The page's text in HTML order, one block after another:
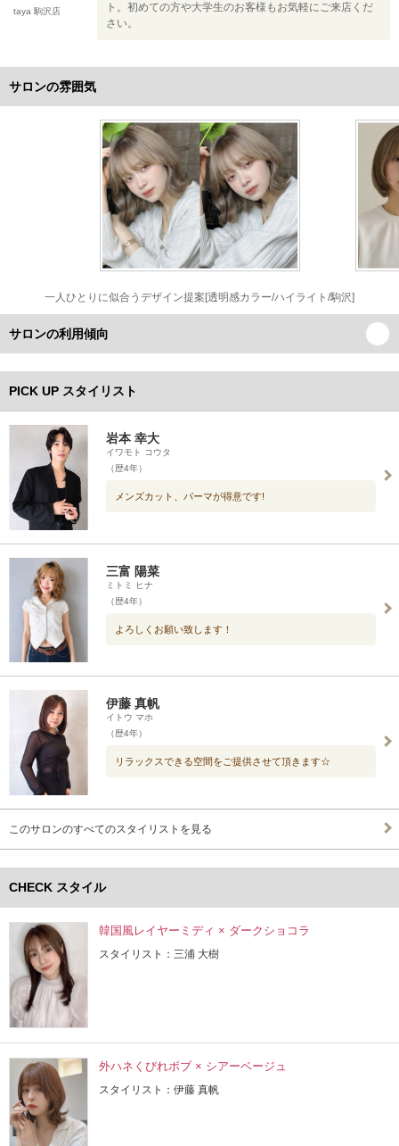
taya 駒沢店
ト。初めての方や大学生のお客様もお気軽にご来店くだ
さい。
サロンの雰囲気
一人ひとりに似合うデザイン提案[透明感カラー/ハイライト/駒沢]
サロンの利用傾向
PICK UP スタイリスト
岩本 幸大
イワモト コウタ
（歴4年）
メンズカット、パーマが得意です!
三富 陽菜
ミトミ ヒナ
（歴4年）
よろしくお願い致します！
伊藤 真帆
イトウ マホ
（歴4年）
リラックスできる空間をご提供させて頂きます☆
このサロンのすべてのスタイリストを見る
CHECK スタイル
韓国風レイヤーミディ × ダークショコラ
スタイリスト：三浦 大樹
外ハネくびれボブ × シアーベージュ
スタイリスト：伊藤 真帆